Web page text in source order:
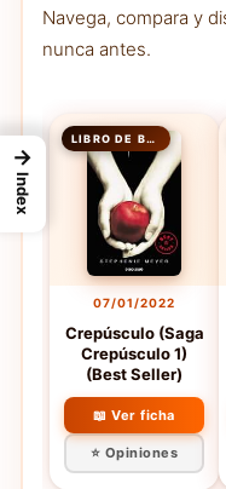
Navega, compara y
nunca antes.
LIBRO DE BOLSILLO
07/01/2022
Crepúsculo (Saga
Crepúsculo 1)
(Best Seller)
📖 Ver ficha
⭐ Opiniones
→
Index